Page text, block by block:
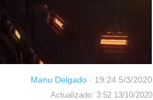
Manu Delgado · 19:24 5/3/2020
Actualizado: 3:52 13/10/2020